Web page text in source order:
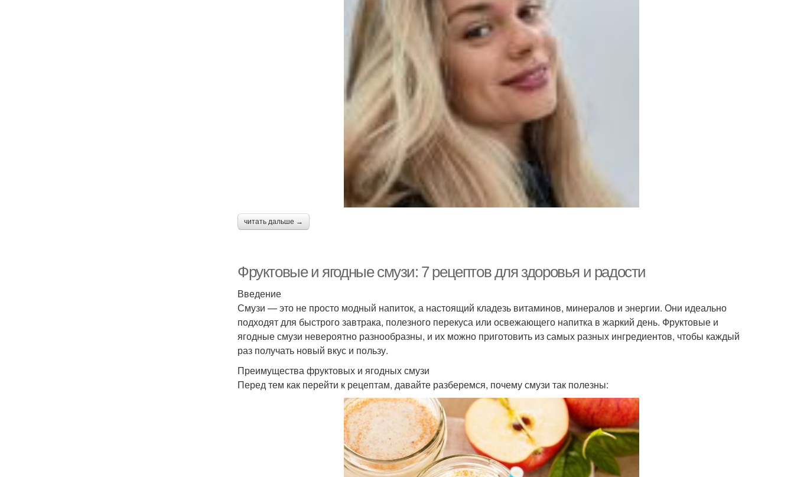
читать дальше →
Фруктовые и ягодные смузи: 7 рецептов для здоровья и радости
Введение
Смузи — это не просто модный напиток, а настоящий кладезь витаминов, минералов и энергии. Они идеально
подходят для быстрого завтрака, полезного перекуса или освежающего напитка в жаркий день. Фруктовые и
ягодные смузи невероятно разнообразны, и их можно приготовить из самых разных ингредиентов, чтобы каждый
раз получать новый вкус и пользу.
Преимущества фруктовых и ягодных смузи
Перед тем как перейти к рецептам, давайте разберемся, почему смузи так полезны: